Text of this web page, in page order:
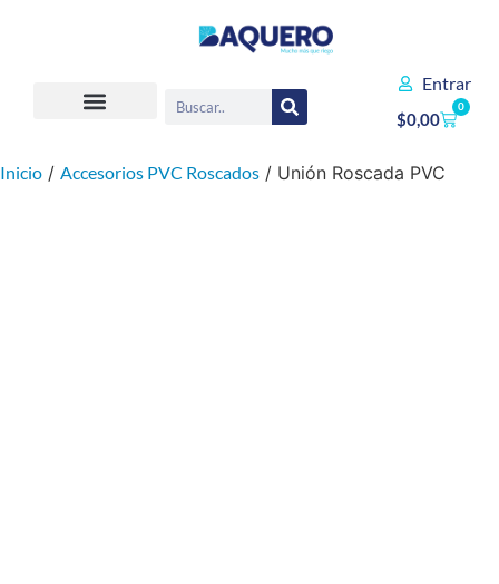
Entrar
$0,00
0
Inicio / Accesorios PVC Roscados / Unión Roscada PVC